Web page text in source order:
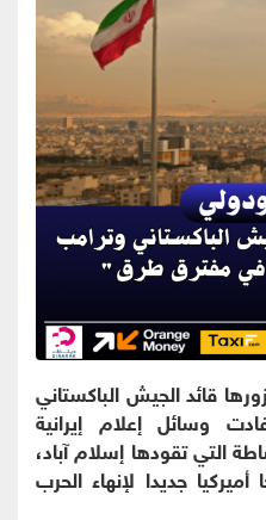
قائد الجيش الباكستاني
وسائل إعلام إيرانية
تقودها إسلام آباد،
جديدا لإنهاء الحرب